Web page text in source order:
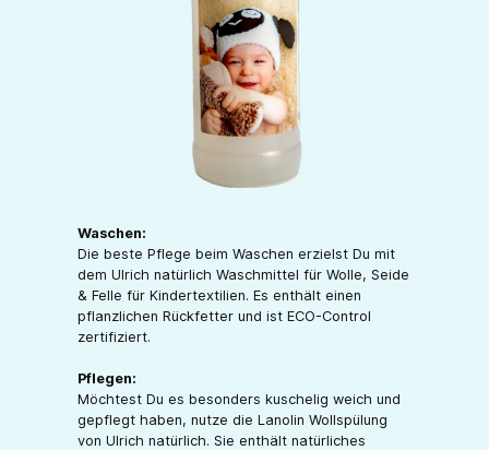
Waschen:
Die beste Pflege beim Waschen erzielst Du mit
dem Ulrich natürlich Waschmittel für Wolle, Seide
& Felle für Kindertextilien. Es enthält einen
pflanzlichen Rückfetter und ist ECO-Control
zertifiziert.
Pflegen:
Möchtest Du es besonders kuschelig weich und
gepflegt haben, nutze die Lanolin Wollspülung
von Ulrich natürlich. Sie enthält natürliches